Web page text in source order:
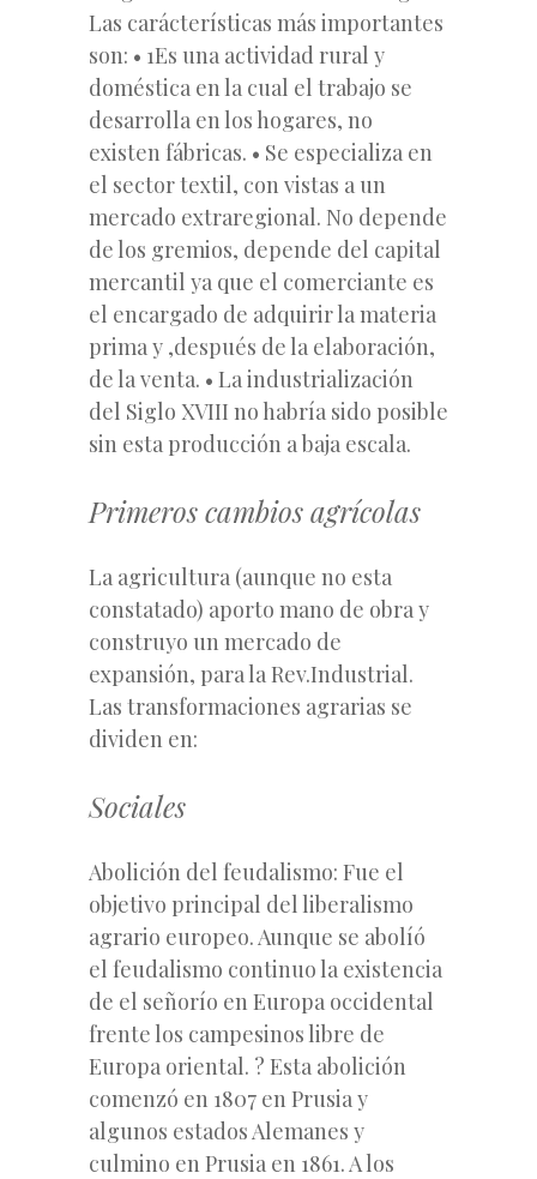
Las carácterísticas más importantes
son: • 1Es una actividad rural y
doméstica en la cual el trabajo se
desarrolla en los hogares, no
existen fábricas. • Se especializa en
el sector textil, con vistas a un
mercado extraregional. No depende
de los gremios, depende del capital
mercantil ya que el comerciante es
el encargado de adquirir la materia
prima y ,después de la elaboración,
de la venta. • La industrialización
del Siglo XVIII no habría sido posible
sin esta producción a baja escala.
Primeros cambios agrícolas
La agricultura (aunque no esta
constatado) aporto mano de obra y
construyo un mercado de
expansión, para la Rev.Industrial.
Las transformaciones agrarias se
dividen en:
Sociales
Abolición del feudalismo: Fue el
objetivo principal del liberalismo
agrario europeo. Aunque se abolíó
el feudalismo continuo la existencia
de el señorío en Europa occidental
frente los campesinos libre de
Europa oriental. ? Esta abolición
comenzó en 1807 en Prusia y
algunos estados Alemanes y
culmino en Prusia en 1861. A los